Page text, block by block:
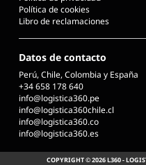
Política de cookies
Libro de reclamaciones
Datos de contacto
Perú, Chile, Colombia y España
+34 658 178 640
info@logistica360.pe
info@logistica360chile.cl
info@logistica360.co
info@logistica360.es
COPYRIGHT © 2026 L360 -